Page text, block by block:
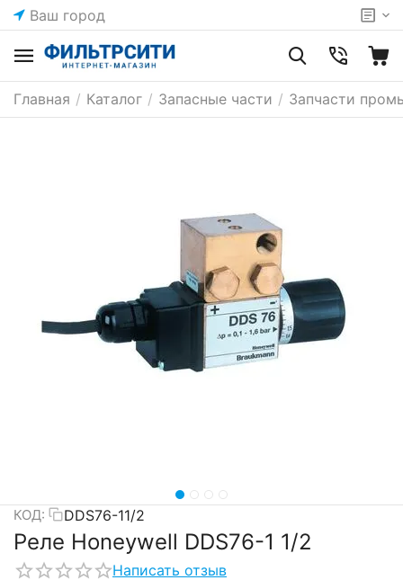
Ваш город
Главная / Каталог / Запасные части / Запчасти
КОД: DDS76-11/2
Реле Honeywell DDS76-1 1/2
Написать отзыв